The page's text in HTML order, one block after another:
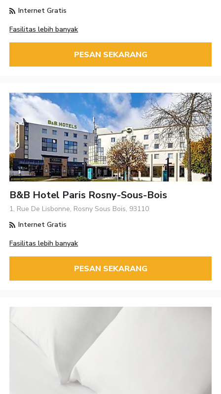
Internet Gratis
Fasilitas lebih banyak
PESAN SEKARANG
B&B Hotel Paris Rosny-Sous-Bois
1, Rue De Lisbonne, Rosny Sous Bois, 93110
Internet Gratis
Fasilitas lebih banyak
PESAN SEKARANG